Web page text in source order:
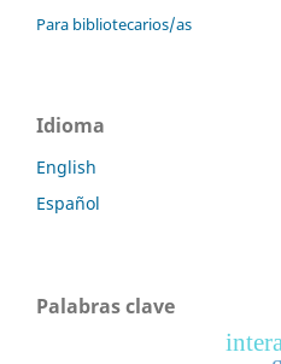
Para bibliotecarios/as
Idioma
English
Español
Palabras clave